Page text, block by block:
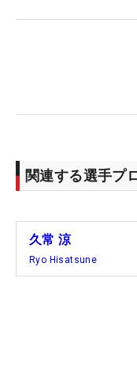
久常は1オーバーと
けでは語れない、
関連する選手プ
久常 涼
Ryo Hisatsune